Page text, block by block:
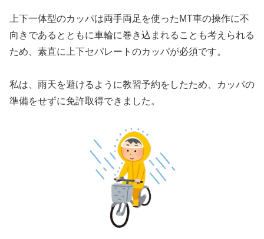
上下一体型のカッパは両手両足を使ったMT車の操作に不
向きであるとともに車輪に巻き込まれることも考えられる
ため、素直に上下セパレートのカッパが必須です。
私は、雨天を避けるように教習予約をしたため、カッパの
準備をせずに免許取得できました。